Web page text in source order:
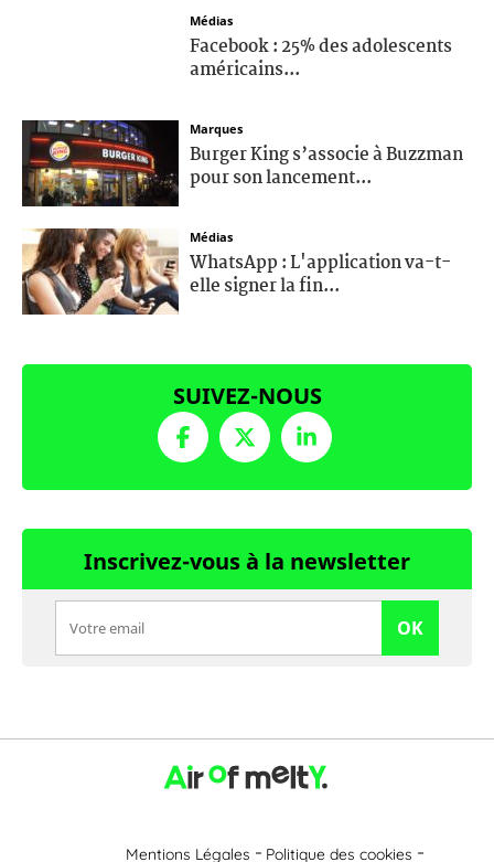
Médias
Facebook : 25% des adolescents
américains...
Marques
Burger King s’associe à Buzzman
pour son lancement...
Médias
WhatsApp : L'application va-t-
elle signer la fin...
SUIVEZ-NOUS
Inscrivez-vous à la newsletter
OK
Mentions Légales Politique des cookies